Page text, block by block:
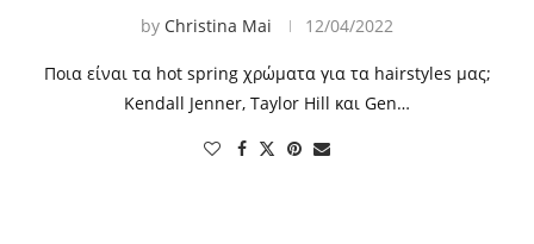
by Christina Mai 12/04/2022
Ποια είναι τα hot spring χρώματα για τα hairstyles μας;
Kendall Jenner, Taylor Hill και Gen…